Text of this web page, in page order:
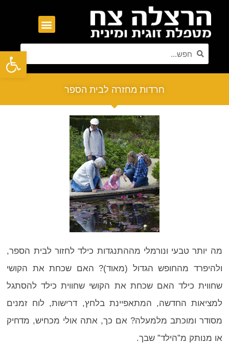
פתח סרגל נגישות
חרדות מחזרה לבית הספר
מה יותר טבעי ונורמלי מההתנגדות כילד לחזור לבית הספר,
ולהיפרד מהחופש הגדול (מאוד)? האם שכחת את הקושי
שחווית כילד האם שכחת את הקושי שחווית כילד להסתגל
למציאות החדשה, המתאפיינת בלחץ, דרישות, לוח זמנים
מסודר ומוכתב מלמעלה? אם כך, אתה אולי מכחיש, מדחיק
או מנותק מ”הילד” שבך.